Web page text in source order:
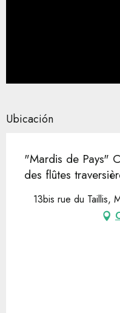
Ubicación
"Mardis de Pays"
des flûtes
13bis rue du Taillis,